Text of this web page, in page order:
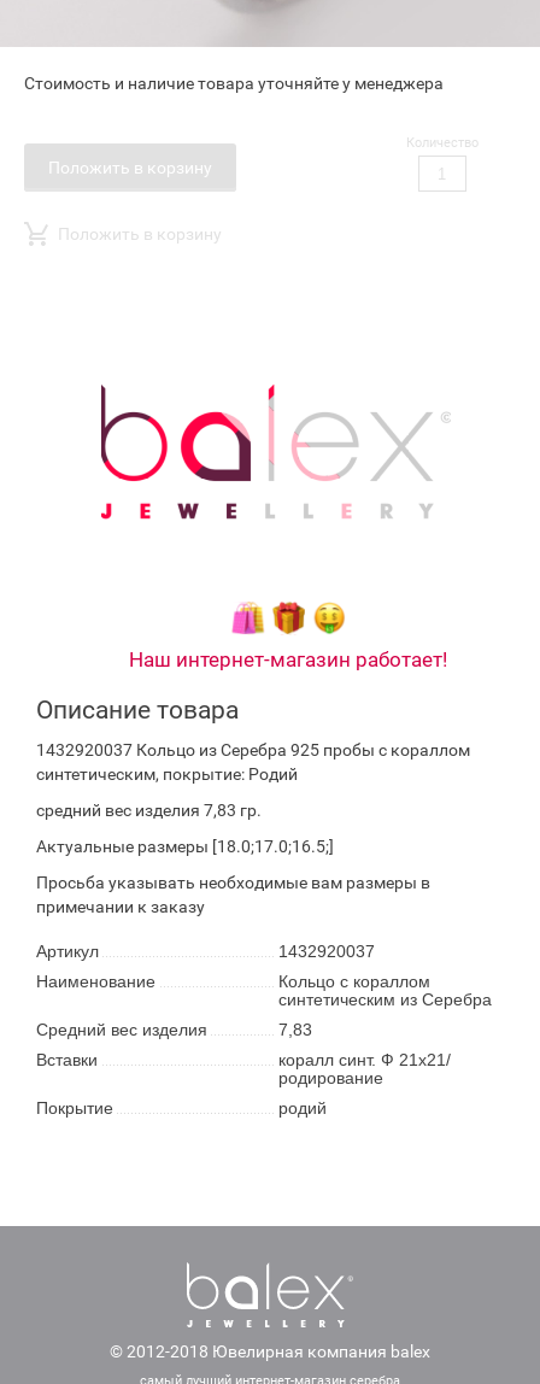
Стоимость и наличие товара уточняйте у менеджера
Положить в корзину
Количество
Положить в корзину
Наш интернет-магазин работает!
Описание товара
1432920037 Кольцо из Серебра 925 пробы с кораллом
синтетическим, покрытие: Родий
средний вес изделия 7,83 гр.
Актуальные размеры [18.0;17.0;16.5;]
Просьба указывать необходимые вам размеры в
примечании к заказу
Артикул
1432920037
Наименование
Кольцо с кораллом
синтетическим из Серебра
Средний вес изделия
7,83
Вставки
коралл синт. Ф 21х21/
родирование
Покрытие
родий
© 2012-2018 Ювелирная компания balex